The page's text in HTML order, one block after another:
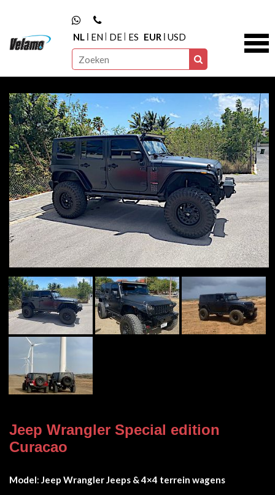
NL EN DE ES EUR USD
Jeep Wrangler Special edition
Curacao
Model:Jeep Wrangler Jeeps & 4×4 terrein wagens